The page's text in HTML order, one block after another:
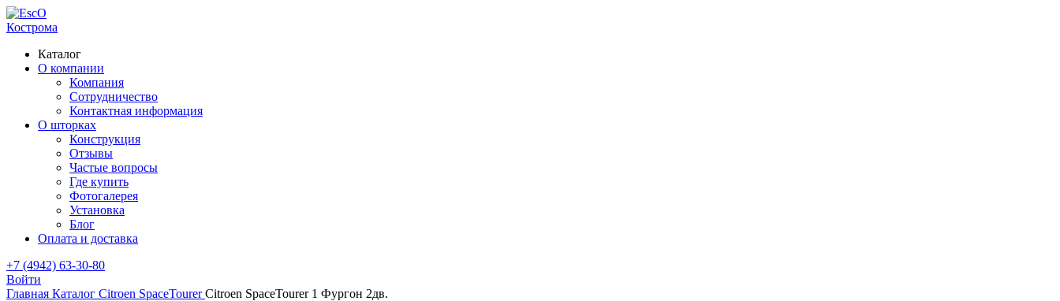
Кострома
Каталог
О компании
Компания
Сотрудничество
Контактная информация
О шторках
Конструкция
Отзывы
Частые вопросы
Где купить
Фотогалерея
Установка
Блог
Оплата и доставка
+7 (4942) 63-30-80
Войти
Главная Каталог Citroen SpaceTourer Citroen SpaceTourer 1 Фургон 2дв.